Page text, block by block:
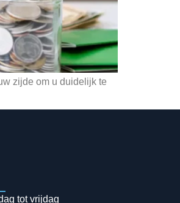
zijde om u duidelijk te
tot vrijdag